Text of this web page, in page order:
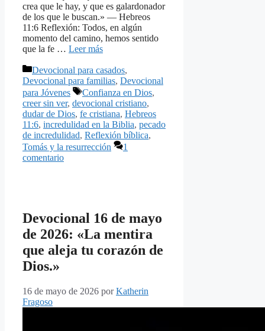
crea que le hay, y que es galardonador
de los que le buscan.» — Hebreos
11:6 Reflexión: Todos, en algún
momento del camino, hemos sentido
que la fe … Leer más
Categorías
Devocional para casados,
Devocional para familias, Devocional
para Jóvenes
Etiquetas
Confianza en Dios,
creer sin ver, devocional cristiano,
dudar de Dios, fe cristiana, Hebreos
11:6, incredulidad en la Biblia, pecado
de incredulidad, Reflexión bíblica,
Tomás y la resurrección
1
comentario
Devocional 16 de mayo
de 2026: «La mentira
que aleja tu corazón de
Dios.»
16 de mayo de 2026 porKatherin
Fragoso